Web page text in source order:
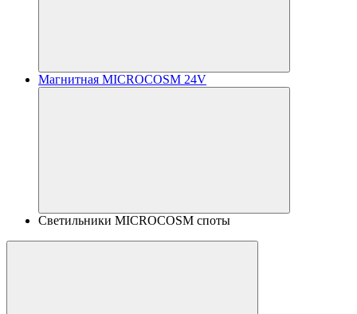
Магнитная MICROCOSM 24V
Светильники MICROCOSM споты